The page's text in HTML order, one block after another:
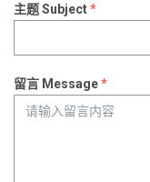
主题 Subject*
留言 Message*